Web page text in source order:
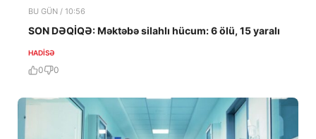
BU GÜN / 10:56
SON DƏQİQƏ: Məktəbə silahlı hücum: 6 ölü, 15 yaralı
HADISƏ
0 0